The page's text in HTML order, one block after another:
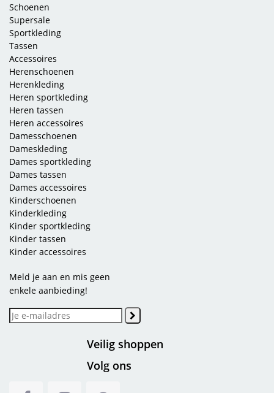
Schoenen
Supersale
Sportkleding
Tassen
Accessoires
Herenschoenen
Herenkleding
Heren sportkleding
Heren tassen
Heren accessoires
Damesschoenen
Dameskleding
Dames sportkleding
Dames tassen
Dames accessoires
Kinderschoenen
Kinderkleding
Kinder sportkleding
Kinder tassen
Kinder accessoires
Meld je aan en mis geen
enkele aanbieding!
Veilig shoppen
Volg ons